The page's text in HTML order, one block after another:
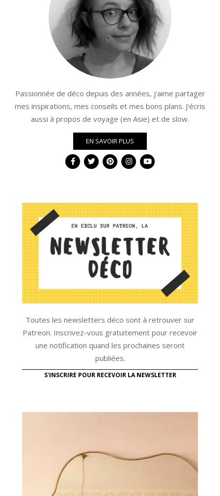
Passionnée de déco depuis des années, j'aime partager
mes inspirations, mes conseils et mes bons plans. J'écris
aussi à propos de voyage (en Asie) et de slow.
EN SAVOIR PLUS
Toutes les newsletters déco sont à retrouver sur
Patreon. Inscrivez-vous gratuitement pour recevoir
une notification quand les prochaines seront
publiées.
S'INSCRIRE POUR RECEVOIR LA NEWSLETTER